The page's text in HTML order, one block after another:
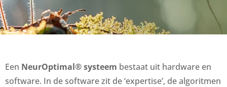
Een NeurOptimal® systeem bestaat uit hardware en
software. In de software zit de ‘expertise’, de algoritmen